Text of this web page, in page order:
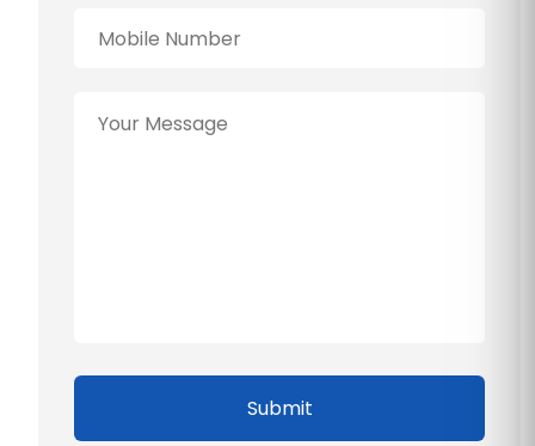
Submit